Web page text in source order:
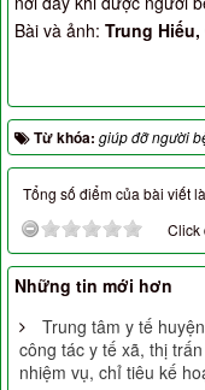
Bài và ảnh: Trung
Từ khóa: giúp đỡ người
Tổng số điểm của bài viết
Click
Những tin mới hơn
Trung tâm y tế
công tác y tế xã, thị
nhiệm vụ, chỉ tiêu kế